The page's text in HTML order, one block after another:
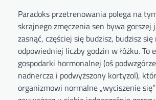
Paradoks przetrenowania polega na
skrajnego zmęczenia sen bywa
zasnąć, częściej się budzisz, budzisz
odpowiedniej liczby godzin w łóżku. To
gospodarki hormonalnej (oś
nadnercza i podwyższony kortyzol),
organizmowi normalne „wyciszenie